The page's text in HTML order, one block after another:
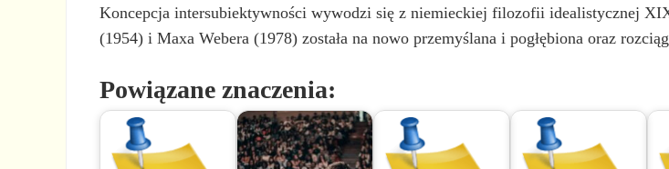
o
Koncepcja intersubiektywności wywodzi się z niemieckiej filozofii idealistycznej
(1954) i Maxa Webera (1978) została na nowo przemyślana i pogłębiona oraz
Powiązane znaczenia: